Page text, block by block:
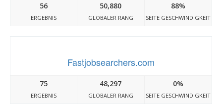
56
ERGEBNIS
50,880
GLOBALER RANG
88%
SEITE GESCHWINDIGKEIT
Fastjobsearchers.com
75
ERGEBNIS
48,297
GLOBALER RANG
0%
SEITE GESCHWINDIGKEIT